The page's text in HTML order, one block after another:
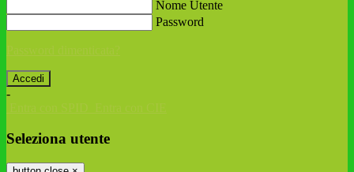
Nome Utente
Password
-
Seleziona utente